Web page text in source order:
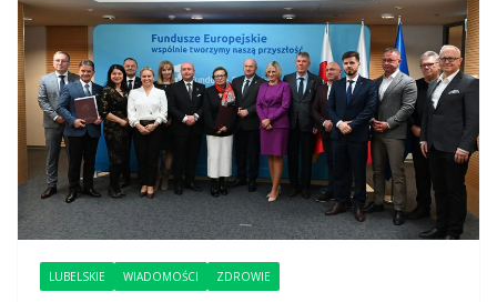
LUBELSKIE WIADOMOŚCI ZDROWIE